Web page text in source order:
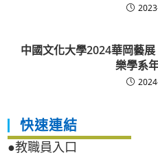
中國文化大學2024華岡藝
樂學系
快速連結
●教職員入口